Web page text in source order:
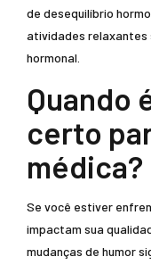
de desequilíbrio
atividades relaxantes
hormonal.
Quando
certo
médica?
Se você estiver
impactam sua
mudanças de humor